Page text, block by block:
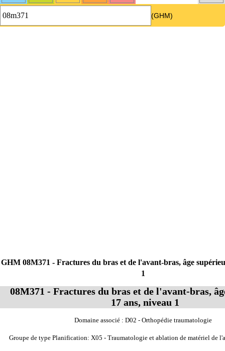
(GHM)
GHM 08M371 - Fractures du bras et de l'avant-bras, âge
1
08M371 - Fractures du bras et de l'avant-bras,
17 ans, niveau 1
Domaine associé : D02 - Orthopédie traumatologie
Groupe de type Planification: X05 - Traumatologie et ablation de matériel de